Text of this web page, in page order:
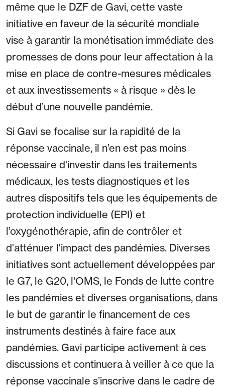
même que le DZF de Gavi, cette vaste
initiative en faveur de la sécurité mondiale
vise à garantir la monétisation immédiate des
promesses de dons pour leur affectation à la
mise en place de contre-mesures médicales
et aux investissements « à risque » dès le
début d’une nouvelle pandémie.
Si Gavi se focalise sur la rapidité de la
réponse vaccinale, il n’en est pas moins
nécessaire d'investir dans les traitements
médicaux, les tests diagnostiques et les
autres dispositifs tels que les équipements de
protection individuelle (EPI) et
l’oxygénothérapie, afin de contrôler et
d'atténuer l'impact des pandémies. Diverses
initiatives sont actuellement développées par
le G7, le G20, l'OMS, le Fonds de lutte contre
les pandémies et diverses organisations, dans
le but de garantir le financement de ces
instruments destinés à faire face aux
pandémies. Gavi participe activement à ces
discussions et continuera à veiller à ce que la
réponse vaccinale s’inscrive dans le cadre de